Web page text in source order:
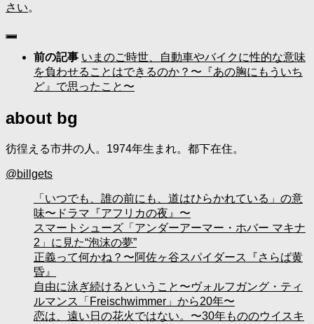
さい。
前の記事 いまのご時世、自動車やバイクに性的な意味
を負わせることはできるのか？〜『あの胸にもういち
ど』で思ったこと〜
about bg
彷徨える市井の人。1974年生まれ。都下在住。
@billgets
「いつでも、誰の前にも、道はひらかれている」の意
味〜ドラマ『アフリカの夜』〜
スマートシューズ「アンダーアーマー・ホバー マキナ
2」に見た“泡沫の夢”
正義って何かね？〜阿佐ヶ谷スパイダース『さらば黄
昏』
自由に泳ぎ続けるということ〜ヴォルフガング・ティ
ルマンス「Freischwimmer」から20年〜
恋は、遠い日の花火ではない。〜30年もののウイスキ